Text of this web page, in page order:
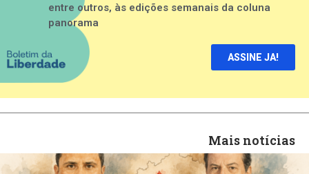
entre outros, às edições semanais da coluna
panorama
ASSINE JA!
Mais notícias